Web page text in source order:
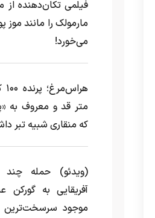
فیلمی تکان‌دهنده
مارمولک را مانند
می‌خورد!
متر قد و معروف به
که منقاری شبیه تبر
(ویدئو) حمله
آفریقایی به گورکن
موجود سرسخت‌ترین